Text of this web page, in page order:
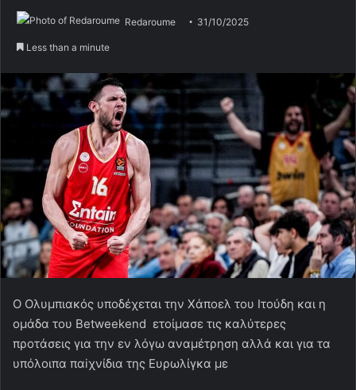
Redaroume 31/10/2025
Less than a minute
Ο Ολυμπιακός υποδέχεται την Χάποελ του Ιτούδη και η
ομάδα του Betweekend ετοίμασε τις καλύτερες
προτάσεις για την εν λόγω αναμέτρηση αλλά και για τα
υπόλοιπα παiχνίδια της Ευρωλίγκα με